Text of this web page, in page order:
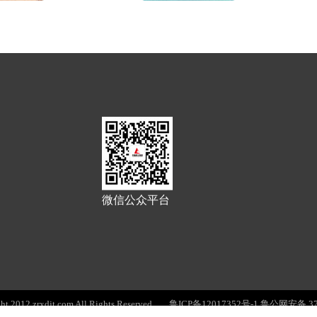
微信公众平台
2012 zrxdjt.com All Rights Reserved 鲁ICP备12017352号-1鲁公网安备